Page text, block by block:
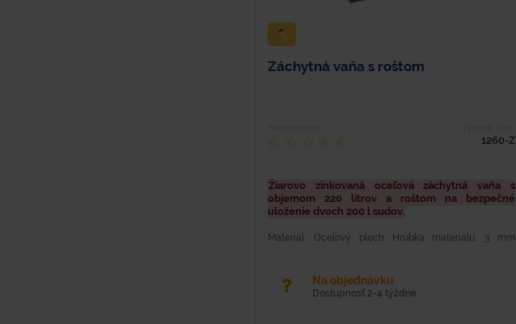
Záchytná vaňa s roštom
1260-Z
Žiarovo zinkovaná oceľová záchytná vaňa s
objemom 220 litrov a roštom na bezpečné
uloženie dvoch 200 l sudov.
Materiál: Oceľový plech Hrúbka materiálu: 3 mm
žiarovo zinkovaná...Na objednávku
Dostupnosť 2-4 týždne